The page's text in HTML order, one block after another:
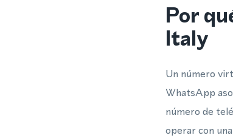
Por
Italy
Un número
WhatsApp
número de
operar con